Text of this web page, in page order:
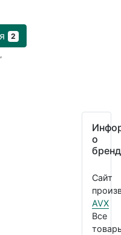
2
о
Сайт
AVX
Все